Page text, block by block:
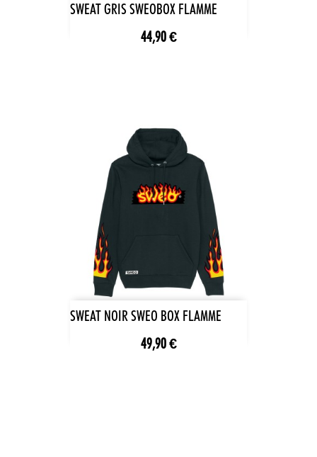
SWEAT GRIS SWEOBOX FLAMME
44,90 €
SWEAT NOIR SWEO BOX FLAMME
49,90 €